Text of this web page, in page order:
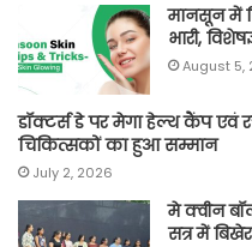
मानसून में
भारी,
August 5,
डॉक्टर्स डे पर मेगा हेल्थ कैंप एवं
चिकित्सकों का हुआ सम्मान
July 2, 2026
मे क्वीन
सत्र में